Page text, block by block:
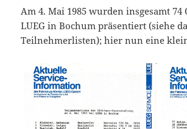
Am 4. Mai 1985 wurden insgesamt
LUEG in Bochum präsentiert (siehe
Teilnehmerlisten); hier nun eine